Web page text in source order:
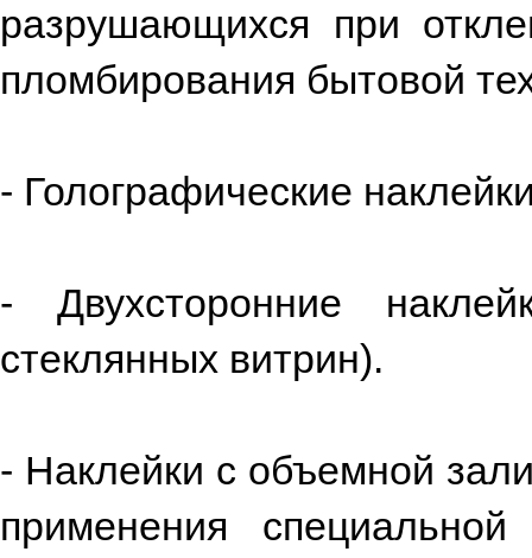
разрушающихся при
пломбирования бытовой
- Голографические
- Двухсторонние
стеклянных витрин).
- Наклейки с объемной
применения